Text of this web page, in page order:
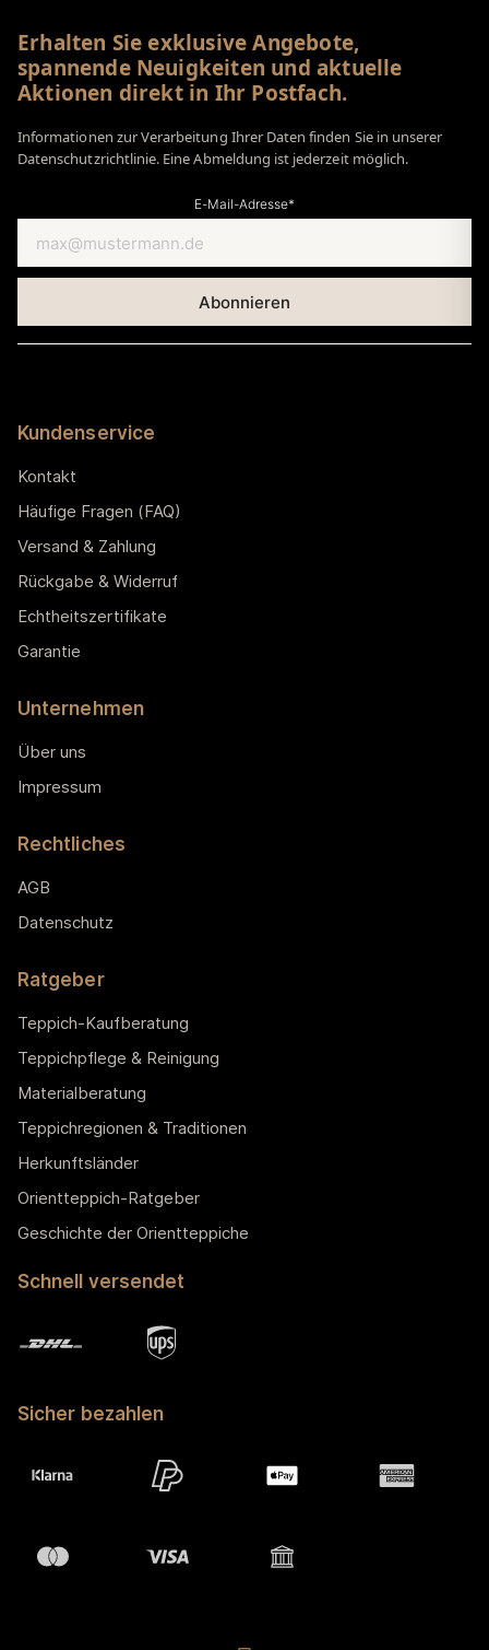
Erhalten Sie exklusive Angebote,
spannende Neuigkeiten und aktuelle
Aktionen direkt in Ihr Postfach.
Informationen zur Verarbeitung Ihrer Daten finden Sie in unserer
Datenschutzrichtlinie. Eine Abmeldung ist jederzeit möglich.
E-Mail-Adresse*
Kundenservice
Kontakt
Häufige Fragen (FAQ)
Versand & Zahlung
Rückgabe & Widerruf
Echtheitszertifikate
Garantie
Unternehmen
Über uns
Impressum
Rechtliches
AGB
Datenschutz
Ratgeber
Teppich-Kaufberatung
Teppichpflege & Reinigung
Materialberatung
Teppichregionen & Traditionen
Herkunftsländer
Orientteppich-Ratgeber
Geschichte der Orientteppiche
Schnell versendet
Sicher bezahlen